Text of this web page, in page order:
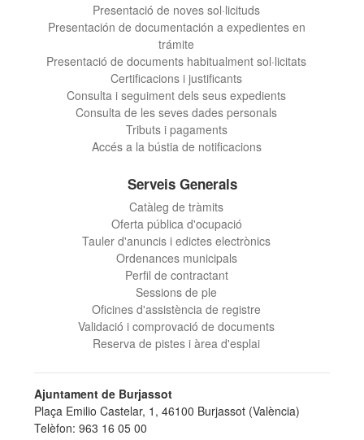
Presentació de noves sol·licituds
Presentación de documentación a expedientes en
trámite
Presentació de documents habitualment sol·licitats
Certificacions i justificants
Consulta i seguiment dels seus expedients
Consulta de les seves dades personals
Tributs i pagaments
Accés a la bústia de notificacions
Serveis Generals
Catàleg de tràmits
Oferta pública d'ocupació
Tauler d'anuncis i edictes electrònics
Ordenances municipals
Perfil de contractant
Sessions de ple
Oficines d'assistència de registre
Validació i comprovació de documents
Reserva de pistes i àrea d'esplai
Ajuntament de Burjassot
Plaça Emilio Castelar, 1, 46100 Burjassot (València)
Telèfon: 963 16 05 00